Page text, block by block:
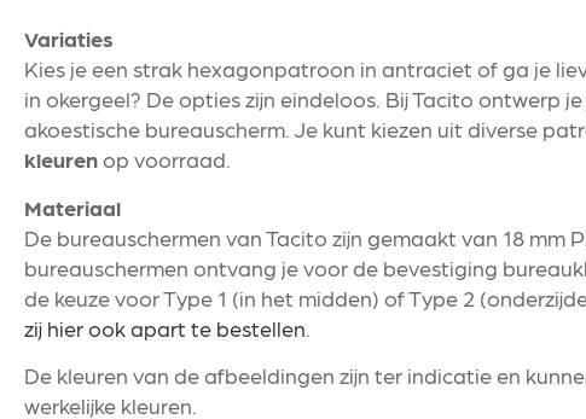
Variaties
Kies je een strak hexagonpatroon in antraciet of ga je
in okergeel? De opties zijn eindeloos. Bij Tacito ontwerp
akoestische bureauscherm. Je kunt kiezen uit diverse
kleurenop voorraad.
Materiaal
De bureauschermen van Tacito zijn gemaakt van 18 mm
bureauschermen ontvang je voor de bevestiging
de keuze voor Type 1 (in het midden) of Type 2
zij hier ook apart te bestellen
De kleuren van de afbeeldingen zijn ter indicatie en
werkelijke kleuren.